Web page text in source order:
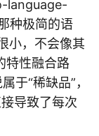
language-
种极简的语
小，不会像其
特性融合路
于“稀缺品”，
导致了每次